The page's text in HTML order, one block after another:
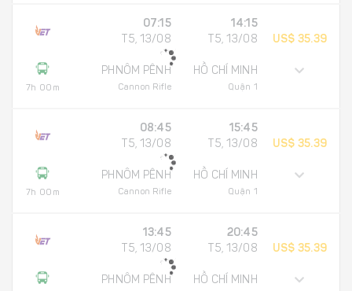
7h 00m
07:15
T5, 13/08
PHNÔM PÊNH
Cannon Rifle
14:15
T5, 13/08
HỒ CHÍ MINH
Quận 1
US$ 35.39
7h 00m
08:45
T5, 13/08
PHNÔM PÊNH
Cannon Rifle
15:45
T5, 13/08
HỒ CHÍ MINH
Quận 1
US$ 35.39
13:45
T5, 13/08
PHNÔM PÊNH
20:45
T5, 13/08
HỒ CHÍ MINH
US$ 35.39